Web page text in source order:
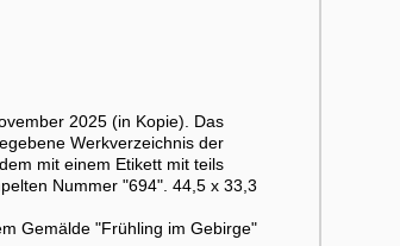
2025 (in Kopie). Das
Werkverzeichnis der
mit einem Etikett mit teils
Nummer "694". 44,5 x 33,3
Gemälde "Frühling im Gebirge"